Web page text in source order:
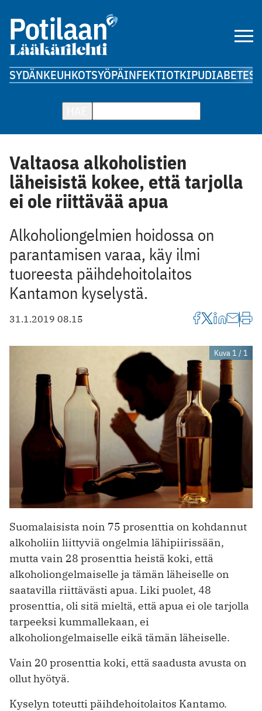
SYDÄNKEUHKOTSYÖPÄINFEKTIOTKIPUDIABETES
Valtaosa alkoholistien
läheisistä kokee, että tarjolla
ei ole riittävää apua
Alkoholiongelmien hoidossa on
parantamisen varaa, käy ilmi
tuoreesta päihdehoitolaitos
Kantamon kyselystä.
31.1.2019 08.15
Kuva 1 / 1
Suomalaisista noin 75 prosenttia on kohdannut
alkoholiin liittyviä ongelmia lähipiirissään,
mutta vain 28 prosenttia heistä koki, että
alkoholiongelmaiselle ja tämän läheiselle on
saatavilla riittävästi apua. Liki puolet, 48
prosenttia, oli sitä mieltä, että apua ei ole tarjolla
tarpeeksi kummallekaan, ei
alkoholiongelmaiselle eikä tämän läheiselle.
Vain 20 prosenttia koki, että saadusta avusta on
ollut hyötyä.
Kyselyn toteutti päihdehoitolaitos Kantamo.